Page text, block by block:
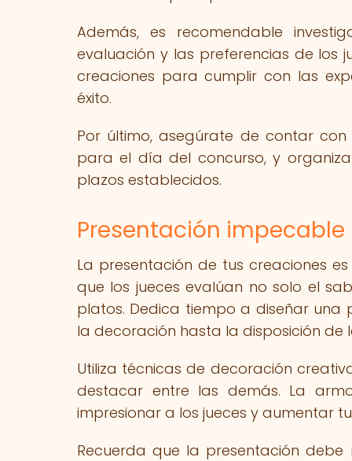
Además, es recomendable
evaluación y las preferencias de los
creaciones para cumplir con las
éxito.
Por último, asegúrate de contar con
para el día del concurso, y
plazos establecidos.
Presentación impecable
La presentación de tus creaciones
que los jueces evalúan no solo el
platos. Dedica tiempo a diseñar
la decoración hasta la disposición de
Utiliza técnicas de decoración
destacar entre las demás. La
impresionar a los jueces y aumentar
Recuerda que la presentación